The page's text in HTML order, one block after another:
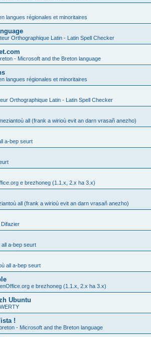
langues régionales et minoritaires
Orthographique Latin - Latin Spell Checker
- Microsoft and the Breton language
langues régionales et minoritaires
Orthographique Latin - Latin Spell Checker
all (frank a wirioù evit an darn vrasañ anezho)
a-bep seurt
e brezhoneg (1.1.x, 2.x ha 3.x)
all (frank a wirioù evit an darn vrasañ anezho)
all a-bep seurt
all a-bep seurt
e brezhoneg (1.1.x, 2.x ha 3.x)
Ubuntu
!
- Microsoft and the Breton language